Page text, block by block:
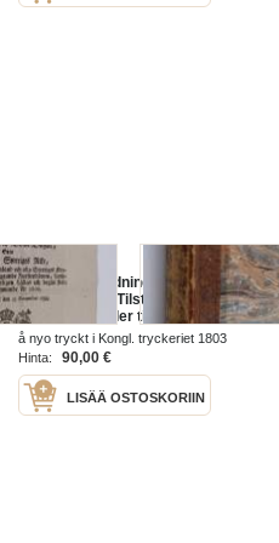
Banco : Förordningar - Kongl.
Maj:ts Nådiga Tilstånd, gifwit
Riksens Ständer til at taga
banquen under sin Förwaltning
å nyo tryckt i Kongl. tryckeriet 1803
Hinta:
90,00 €
LISÄÄ OSTOSKORIIN